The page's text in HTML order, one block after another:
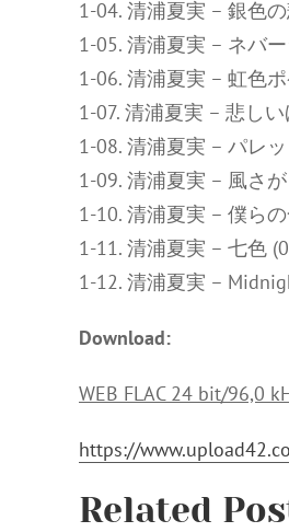
1-04. 清浦夏実 – 銀色
1-05. 清浦夏実 – ネバ
1-06. 清浦夏実 – 虹色
1-07. 清浦夏実 – 悲し
1-08. 清浦夏実 – パレ
1-09. 清浦夏実 – 風さが
1-10. 清浦夏実 – 僕ら
1-11. 清浦夏実 – 七色
1-12. 清浦夏実 –
Download:
WEB FLAC 24 bit/96,0
https://
Related